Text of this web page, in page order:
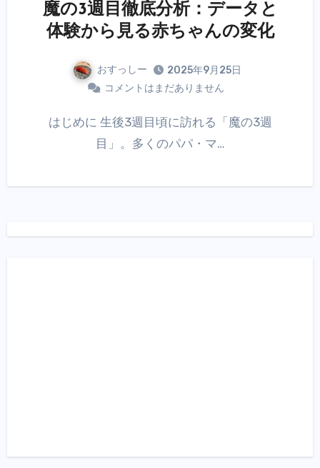
魔の3週目徹底分析：データと
体験から見る赤ちゃんの変化
おすっしー
2025年9月25日
コメントはまだありません
はじめに 生後3週目頃に訪れる「魔の3週
目」。多くのパパ・マ…